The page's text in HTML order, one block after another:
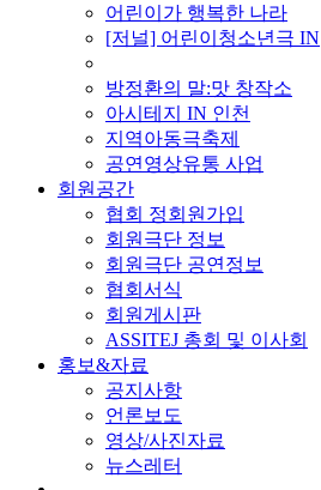
어린이가 행복한 나라
[저널] 어린이청소년극 IN
방정환의 말:맛 창작소
아시테지 IN 인천
지역아동극축제
공연영상유통 사업
회원공간
협회 정회원가입
회원극단 정보
회원극단 공연정보
협회서식
회원게시판
ASSITEJ 총회 및 이사회
홍보&자료
공지사항
언론보도
영상/사진자료
뉴스레터